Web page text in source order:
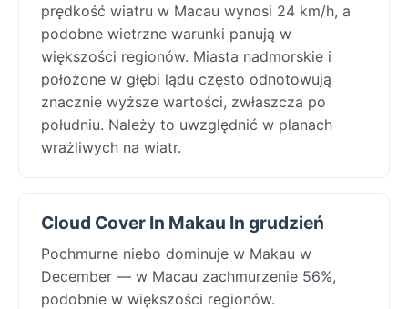
prędkość wiatru w Macau wynosi 24 km/h, a
podobne wietrzne warunki panują w
większości regionów. Miasta nadmorskie i
położone w głębi lądu często odnotowują
znacznie wyższe wartości, zwłaszcza po
południu. Należy to uwzględnić w planach
wrażliwych na wiatr.
Cloud Cover In Makau In grudzień
Pochmurne niebo dominuje w Makau w
December — w Macau zachmurzenie 56%,
podobnie w większości regionów.